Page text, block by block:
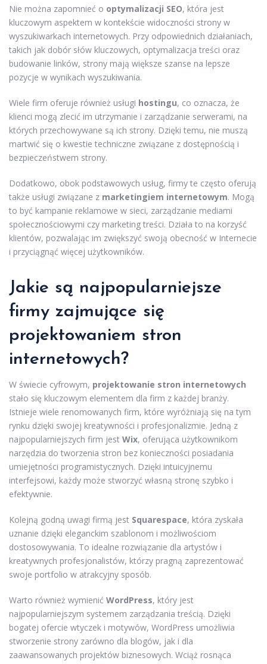
Nie można zapomnieć o optymalizacji SEO, która jest
kluczowym aspektem w kontekście widoczności strony w
wyszukiwarkach internetowych. Przy odpowiednich działaniach,
takich jak dobór słów kluczowych, optymalizacja treści oraz
budowanie linków, strony mają większe szanse na lepsze
pozycje w wynikach wyszukiwania.
Wiele firm oferuje również usługi hostingu, co oznacza, że
klienci mogą zlecić im utrzymanie i zarządzanie serwerami, na
których przechowywane są ich strony. Dzięki temu, nie muszą
martwić się o kwestie techniczne związane z dostępnością i
bezpieczeństwem strony.
Dodatkowo, obok podstawowych usług, firmy te często oferują
także usługi związane z marketingiem internetowym. Mogą
to być kampanie reklamowe w sieci, zarządzanie mediami
społecznościowymi czy marketing treści. Działa to na korzyść
klientów, pozwalając im zwiększyć swoją obecność w Internecie
i przyciągnąć więcej użytkowników.
Jakie są najpopularniejsze
firmy zajmujące się
projektowaniem stron
internetowych?
W świecie cyfrowym, projektowanie stron internetowych
stało się kluczowym elementem dla firm z każdej branży.
Istnieje wiele renomowanych firm, które wyróżniają się na tym
rynku dzięki swojej kreatywności i profesjonalizmie. Jedną z
najpopularniejszych firm jest Wix, oferująca użytkownikom
narzędzia do tworzenia stron bez konieczności posiadania
umiejętności programistycznych. Dzięki intuicyjnemu
interfejsowi, każdy może stworzyć własną stronę szybko i
efektywnie.
Kolejną godną uwagi firmą jest Squarespace, która zyskała
uznanie dzięki eleganckim szablonom i możliwościom
dostosowywania. To idealne rozwiązanie dla artystów i
kreatywnych profesjonalistów, którzy pragną zaprezentować
swoje portfolio w atrakcyjny sposób.
Warto również wymienić WordPress, który jest
najpopularniejszym systemem zarządzania treścią. Dzięki
bogatej ofercie wtyczek i motywów, WordPress umożliwia
stworzenie strony zarówno dla blogów, jak i dla
zaawansowanych projektów biznesowych. Wciąż rosnąca